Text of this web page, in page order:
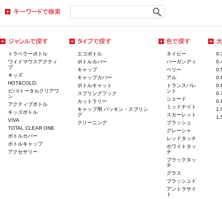
トラベラーボトル
ワイドマウスアクティ
ブ
キッズ
HOT&COLD;
ビバ/トータルクリアワ
ン
アクティブボトル
キッズボトル
VIVA
TOTAL CLEAR ONE
ボトルカバー
ボトルキャップ
アクセサリー
エコボトル
ボトルカバー
キャップ
キャップカバー
ボトルキャット
スプリングフック
カットラリー
キャップ用 パッキン・スプリン
グ
クリーニング
ネイビー
バーガンディ
ベリー
アル
トランスパレ
ント
シェード
ミッドナイト
スカーレット
ブラッシュ
グレーシャ
レッドタッチ
ホワイトタッ
チ
ブラックタッ
チ
グラス
ブラッシュド
アントラサイ
ト